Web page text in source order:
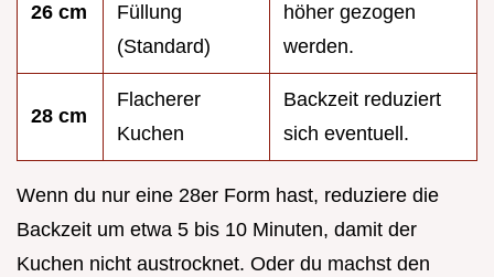
26 cm
Füllung
(Standard)
höher gezogen
werden.
28 cm
Flacherer
Kuchen
Backzeit reduziert
sich eventuell.
Wenn du nur eine 28er Form hast, reduziere die
Backzeit um etwa 5 bis 10 Minuten, damit der
Kuchen nicht austrocknet. Oder du machst den